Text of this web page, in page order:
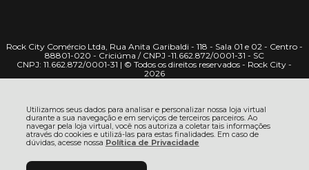
Utilizamos seus dados para analisar e personalizar nossa loja virtual
durante a sua navegação e em serviços de terceiros parceiros. Ao
navegar pela loja virtual, você nos autoriza a coletar tais informações
através do cookies e utilizá-las para estas finalidades. Em caso de
dúvidas, acesse nossa Política de Privacidade
Rock City Comércio Ltda, Rua Anita Garibaldi - 118 - Sala 01 e 02 - Centro -
88801-020 - Criciúma / CNPJ -11.662.872/0001-31 - SC
CNPJ: 11.662.872/0001-31 | © Todos os direitos reservados - Rock City -
2026